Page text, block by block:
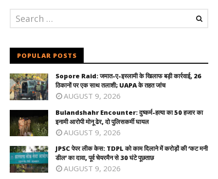
POPULAR POSTS
Sopore Raid: जमात-ए-इस्लामी के खिलाफ बड़ी कार्रवाई, 26
ठिकानों पर एक साथ तलाशी; UAPA के तहत जांच
AUGUST 9, 2026
Bulandshahr Encounter: दुष्कर्म-हत्या का 50 हजार का
इनामी आरोपी मोनू ढेर, दो पुलिसकर्मी घायल
AUGUST 9, 2026
JPSC पेपर लीक केस: TDPL को काम दिलाने में करोड़ों की ‘कट मनी
डील’ का दावा, पूर्व चेयरमैन से 30 घंटे पूछताछ
AUGUST 9, 2026